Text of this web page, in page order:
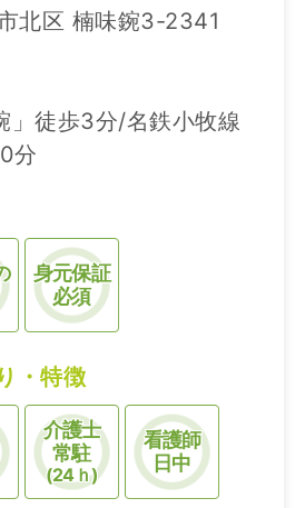
北区 楠味鋺3-2341
」徒歩3分/名鉄小牧線
分
身元保証
必須
・特徴
介護士
常駐
(24ｈ)
看護師
日中